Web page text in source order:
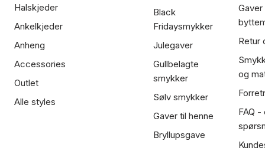
Halskjeder
Ankelkjeder
Anheng
Accessories
Outlet
Alle styles
Black
Fridaysmykker
Julegaver
Gullbelagte
smykker
Sølv smykker
Gaver til henne
Bryllupsgave
Retur
og
FAQ